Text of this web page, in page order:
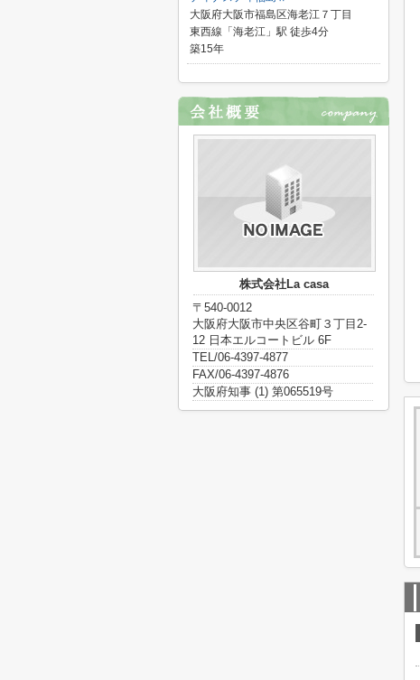
大阪府大阪市福島区海老江７丁目
東西線「海老江」駅 徒歩4分
築15年
株式会社La casa
〒540-0012
大阪府大阪市中央区谷町３丁目2-
12 日本エルコートビル 6F
TEL/06-4397-4877
FAX/06-4397-4876
大阪府知事 (1) 第065519号